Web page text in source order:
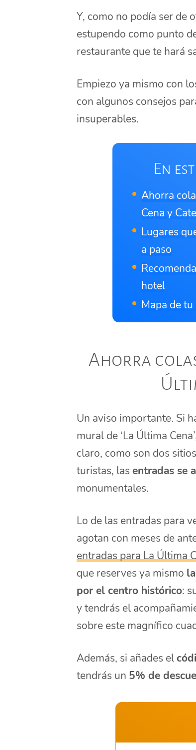
Y, como no podía ser de
estupendo como punto
restaurante que te hará
Empiezo ya mismo con
con algunos consejos
insuperables.
En
Ahorra
Cena y
Lugares
a paso
hotel
Mapa de
Ahorra
Un aviso importante. Si
mural de ‘La Última
claro, como son dos
turistas, lasentradas se
monumentales.
Lo de las entradas para
agotan con meses de
entradas para La Última
que reserves ya mismo
por el centro histórico:
y tendrás el
sobre este magnífico
Además, si añades el
tendrás un 5% de